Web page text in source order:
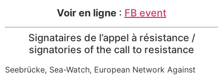
Voir en ligne : FB event
Signataires de l’appel à résistance /
signatories of the call to resistance
Seebrücke, Sea-Watch, European Network Against